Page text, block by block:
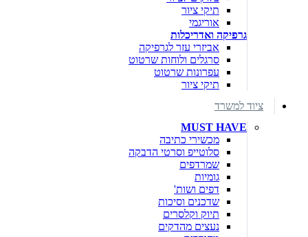
תיקי ציור
אוריגמי
גרפיקה ואדריכלות
אביזרי עזר לגרפיקה
סרגלים ולוחות שרטוט
עפרונות שרטוט
תיקי ציור
ציוד למשרד
MUST HAVE
מכשירי כתיבה
סלוטייפ וסרטי הדבקה
שמרדפים
גומיות
דפים ושות'
שדכנים וסיכות
תיוק וקלסרים
נעצים מהדקים